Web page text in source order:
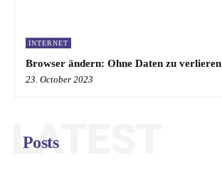
INTERNET
Browser ändern: Ohne Daten zu verlieren
23. October 2023
Posts
LATEST